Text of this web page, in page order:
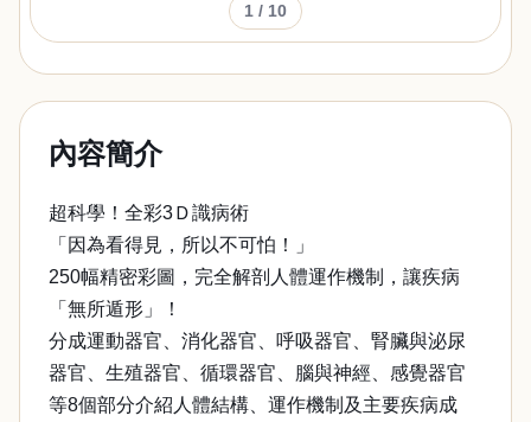
1 / 10
內容簡介
超科學！全彩3Ｄ識病術
「因為看得見，所以不可怕！」
250幅精密彩圖，完全解剖人體運作機制，讓疾病
「無所遁形」！
分成運動器官、消化器官、呼吸器官、腎臟與泌尿
器官、生殖器官、循環器官、腦與神經、感覺器官
等8個部分介紹人體結構、運作機制及主要疾病成